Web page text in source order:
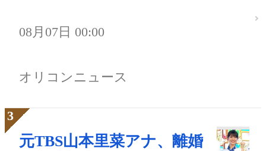
08月07日 00:00
オリコンニュース
元TBS山本里菜アナ、離婚